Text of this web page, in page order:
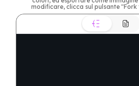
modificare, clicca sul pulsante "Fork